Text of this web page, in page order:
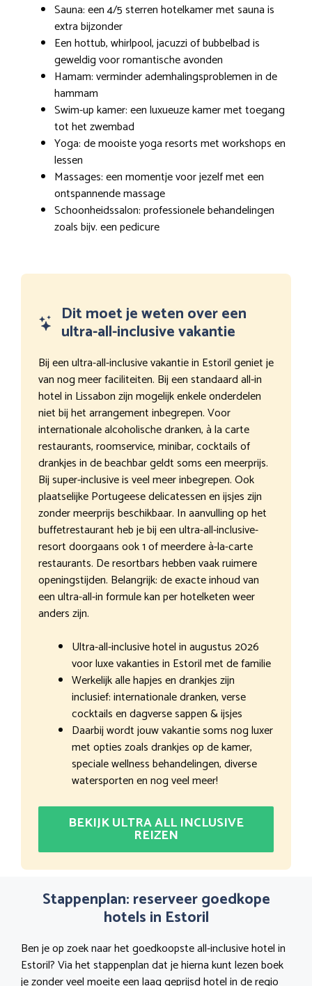
Sauna: een 4/5 sterren hotelkamer met sauna is
extra bijzonder
Een hottub, whirlpool, jacuzzi of bubbelbad is
geweldig voor romantische avonden
Hamam: verminder ademhalingsproblemen in de
hammam
Swim-up kamer: een luxueuze kamer met toegang
tot het zwembad
Yoga: de mooiste yoga resorts met workshops en
lessen
Massages: een momentje voor jezelf met een
ontspannende massage
Schoonheidssalon: professionele behandelingen
zoals bijv. een pedicure
Dit moet je weten over een
ultra-all-inclusive vakantie
Bij een ultra-all-inclusive vakantie in Estoril geniet je
van nog meer faciliteiten. Bij een standaard all-in
hotel in Lissabon zijn mogelijk enkele onderdelen
niet bij het arrangement inbegrepen. Voor
internationale alcoholische dranken, à la carte
restaurants, roomservice, minibar, cocktails of
drankjes in de beachbar geldt soms een meerprijs.
Bij super-inclusive is veel meer inbegrepen. Ook
plaatselijke Portugeese delicatessen en ijsjes zijn
zonder meerprijs beschikbaar. In aanvulling op het
buffetrestaurant heb je bij een ultra-all-inclusive-
resort doorgaans ook 1 of meerdere à-la-carte
restaurants. De resortbars hebben vaak ruimere
openingstijden. Belangrijk: de exacte inhoud van
een ultra-all-in formule kan per hotelketen weer
anders zijn.
Ultra-all-inclusive hotel in augustus 2026
voor luxe vakanties in Estoril met de familie
Werkelijk alle hapjes en drankjes zijn
inclusief: internationale dranken, verse
cocktails en dagverse sappen & ijsjes
Daarbij wordt jouw vakantie soms nog luxer
met opties zoals drankjes op de kamer,
speciale wellness behandelingen, diverse
watersporten en nog veel meer!
BEKIJK ULTRA ALL INCLUSIVE
REIZEN
Stappenplan: reserveer goedkope
hotels in Estoril
Ben je op zoek naar het goedkoopste all-inclusive hotel in
Estoril? Via het stappenplan dat je hierna kunt lezen boek